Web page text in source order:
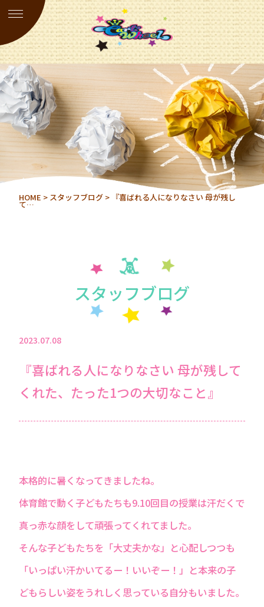
HOME > スタッフブログ > 『喜ばれる人になりなさい 母が残し
て…
スタッフブログ
2023.07.08
『喜ばれる人になりなさい 母が残して
くれた、たった1つの大切なこと』
本格的に暑くなってきましたね。
体育館で動く子どもたちも9.10回目の授業は汗だくで
真っ赤な顔をして頑張ってくれてました。
そんな子どもたちを「大丈夫かな」と心配しつつも
「いっぱい汗かいてるー！いいぞー！」と本来の子
どもらしい姿をうれしく思っている自分もいました。